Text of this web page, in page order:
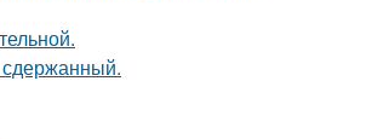
сдержанный.